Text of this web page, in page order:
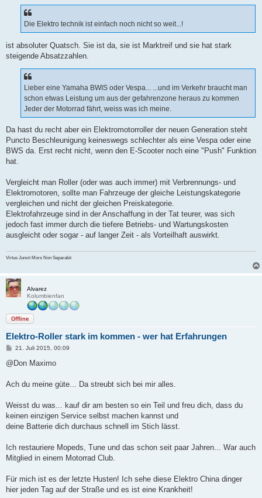
Die Elektro technik ist einfach noch nicht so weit...!
ist absoluter Quatsch. Sie ist da, sie ist Marktreif und sie hat stark
steigende Absatzzahlen.
Lieber eine Yamaha BWIS oder Vespa... ...und im Verkehr braucht man
schon etwas Leistung um aus der gefahrenzone heraus zu kommen
Jeder der Motorrad fährt, weiss was ich meine.
Da hast du recht aber ein Elektromotorroller der neuen Generation steht
Puncto Beschleunigung keineswegs schlechter als eine Vespa oder eine
BWS da. Erst recht nicht, wenn den E-Scooter noch eine "Push" Funktion
hat.
Vergleicht man Roller (oder was auch immer) mit Verbrennungs- und
Elektromotoren, sollte man Fahrzeuge der gleiche Leistungskategorie
vergleichen und nicht der gleichen Preiskategorie.
Elektrofahrzeuge sind in der Anschaffung in der Tat teurer, was sich
jedoch fast immer durch die tiefere Betriebs- und Wartungskosten
ausgleicht oder sogar - auf langer Zeit - als Vorteilhaft auswirkt.
Virtus Junxit Mors Non Separabit
Alvarez
Kolumbienfan
Offline
Elektro-Roller stark im kommen - wer hat Erfahrungen
B
i
a
21. Juli 2015, 00:09
@Don Maximo
Ach du meine güte... Da streubt sich bei mir alles.
Weisst du was... kauf dir am besten so ein Teil und freu dich, dass du
keinen einzigen Service selbst machen kannst und
deine Batterie dich durchaus schnell im Stich lässt.
Ich restauriere Mopeds, Tune und das schon seit paar Jahren... War auch
Mitglied in einem Motorrad Club.
Für mich ist es der letzte Husten! Ich sehe diese Elektro China dinger
hier jeden Tag auf der Straße und es ist eine Krankheit!